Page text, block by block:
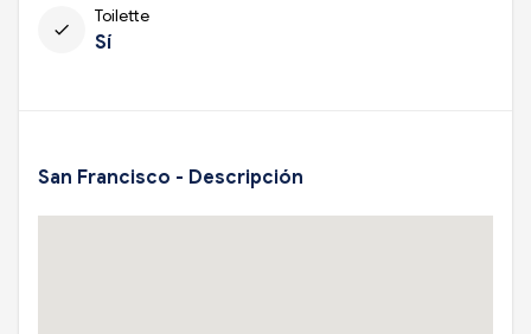
check
Toilette
Sí
San Francisco - Descripción